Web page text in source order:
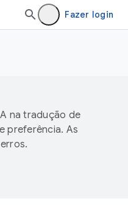
Fazer login
na tradução de
preferência. As